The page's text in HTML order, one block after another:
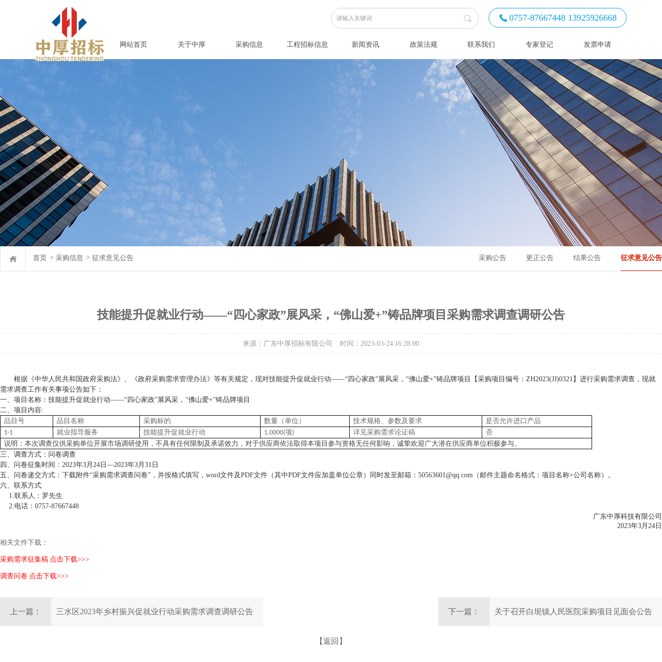
网站首页 关于中厚 采购信息 工程招标信息 新闻资讯 政策法规 联系我们 专家登记 发票申请
끅 0757-87667448 13925926668
首页 > 采购信息 > 征求意见公告 采购公告 更正公告 结果公告 征求意见公告
技能提升促就业行动——“四心家政”展风采，“佛山爱+”铸品牌项目采购需求调查调研公告
来源：广东中厚招标有限公司 时间：2023-03-24 16:28:00
根据《中华人民共和国政府采购法》、《政府采购需求管理办法》等有关规定，现对技能提升促就业行动——“四心家政”展风采，“佛山爱+”铸品牌项目 【采购项目编号： ZH2023(JJ)0321 】进行采购需求调查，现就
需求调查工作有关事项公告如下：
一、项目名称： 技能提升促就业行动——“四心家政”展风采，“佛山爱+”铸品牌项目
二、项目内容:
品目号
品目名称 采购标的 数量（单位） 技术规格、参数及要求
是否允许进口产品
1-1
就业指导服务 技能提升促就业行动 1.0000(项) 详见采购需求论证稿
否
说明： 本次调查仅供采购单位开展市场调研使用，不具有任何限制及承诺效力，对于供应商依法取得本项目参与资格无任何影响，诚挚欢迎广大潜在供应商单位积极参与。
三、调查方式：问卷调查
四、问卷征集时间： 2023年3月 24 日 —2023年3月 31 日
五、问卷递交方式：下载附件“采购需求调查问卷”，并按格式填写，word文件及PDF文件（其中PDF文件应加盖单位公章）同时发至邮箱：50563601@qq.com（邮件主题命名格式：项目名称+公司名称）。
六、联系方式
1.联系人： 罗先生
2.电话：0757-87667448
广东中厚科技有限公司
2023年3月24日
相关文件下载：
采购需求征集稿 点击下载>>>
调查问卷 点击下载>>>
上一篇： 三水区2023年乡村振兴促就业行动采购需求调查调研公告 下一篇： 关于召开白坭镇人民医院采购项目见面会公告
【返回】